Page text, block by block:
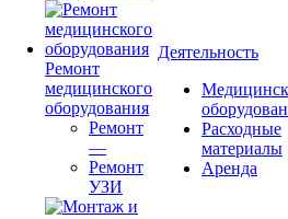
Ремонт
медицинского
оборудования
Ремонт
—
Ремонт
УЗИ
Деятельность
Расходные
материалы
Аренда